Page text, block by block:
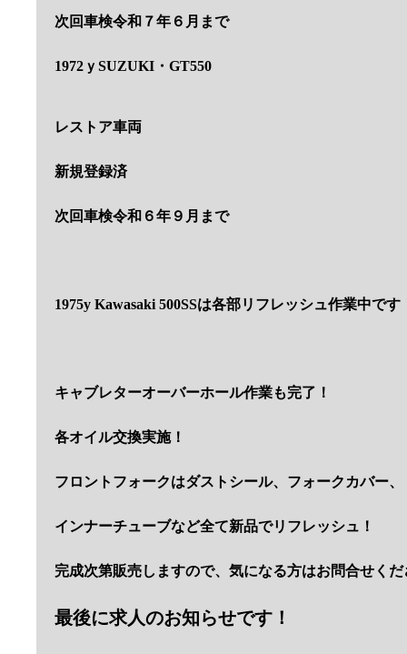
次回車検令和７年６月まで
1972ｙSUZUKI・GT550
レストア車両
新規登録済
次回車検令和６年９月まで
1975y Kawasaki 500SSは各部リフレッシュ作業中です
キャブレターオーバーホール作業も完了！
各オイル交換実施！
フロントフォークはダストシール、フォークカバー、
インナーチューブなど全て新品でリフレッシュ！
完成次第販売しますので、気になる方はお問合せく
最後に求人のお知らせです！